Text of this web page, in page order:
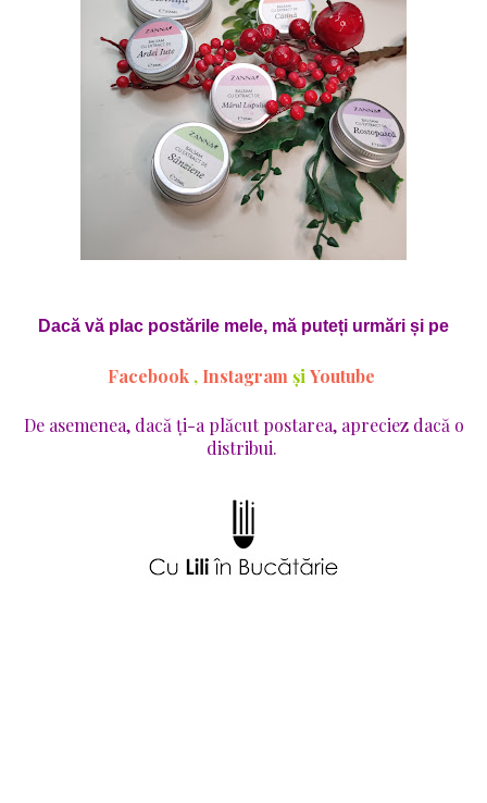
Dacă vă plac postările mele, mă puteți urmări și pe
Facebook , InstagramșiYoutube
De asemenea, dacă ți-a plăcut postarea, apreciez dacă o
distribui.